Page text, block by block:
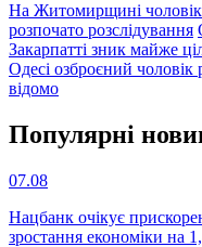
На Житомирщині
розпочато розслідування
Закарпатті зник майже
Одесі озброєний
відомо
Популярнi
07.08
Нацбанк очікує
зростання економіки на